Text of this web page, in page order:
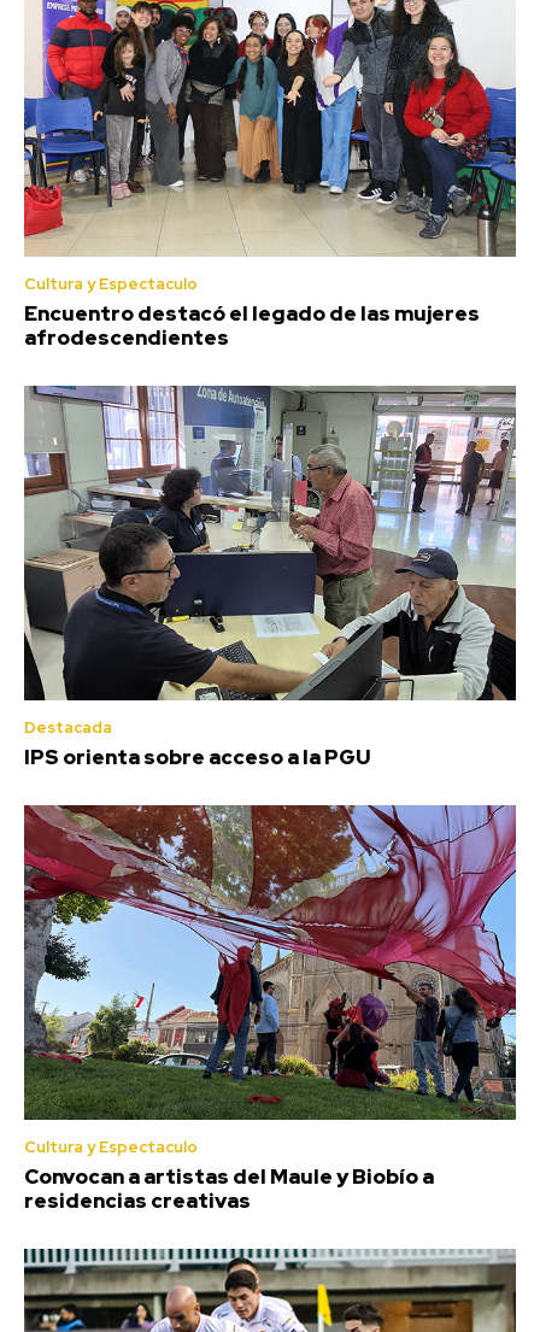
Cultura y Espectaculo
Encuentro destacó el legado de las mujeres
afrodescendientes
Destacada
IPS orienta sobre acceso a la PGU
Cultura y Espectaculo
Convocan a artistas del Maule y Biobío a
residencias creativas